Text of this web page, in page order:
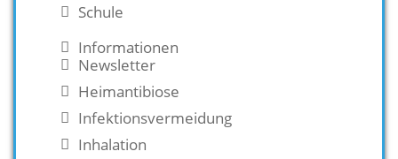
Schule
Informationen
Newsletter
Heimantibiose
Infektionsvermeidung
Inhalation